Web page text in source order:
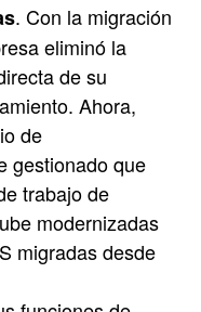
. Con la migración
eliminó la
de su
Ahora,
de
gestionado que
trabajo de
modernizadas
migradas desde